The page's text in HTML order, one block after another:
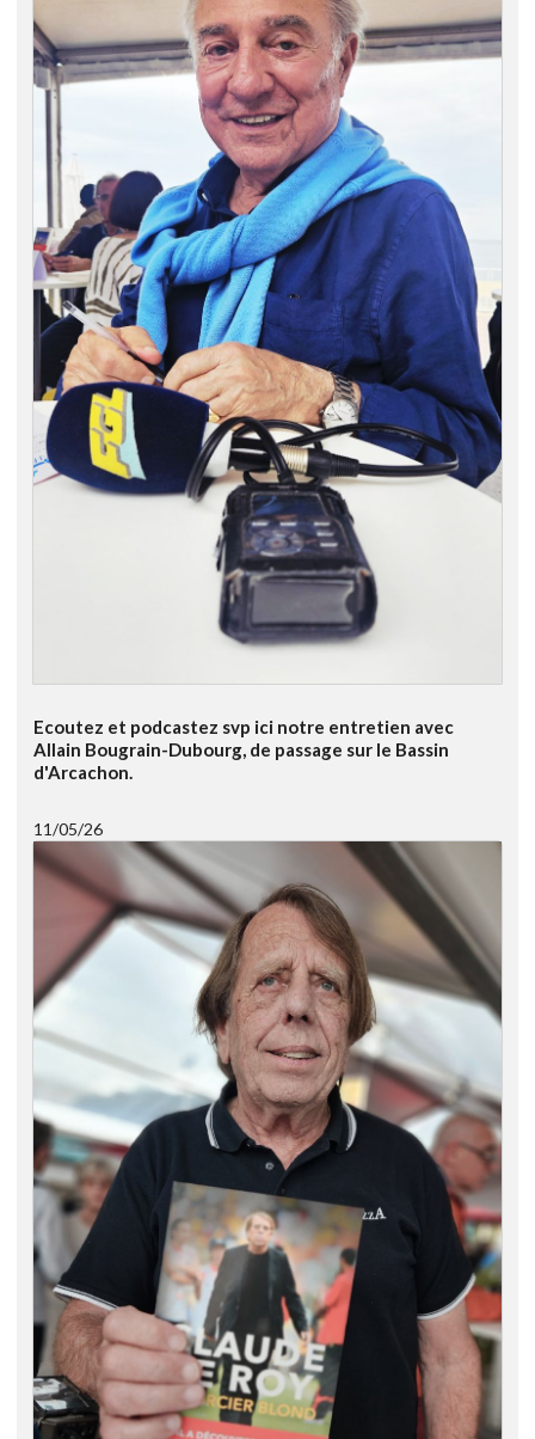
Ecoutez et podcastez svp ici notre entretien avec
Allain Bougrain-Dubourg, de passage sur le Bassin
d'Arcachon.
11/05/26